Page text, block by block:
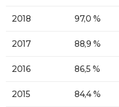
2018 97,0 %
2017 88,9 %
2016 86,5 %
2015 84,4 %